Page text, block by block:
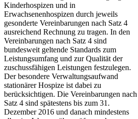
Kinderhospizen und in
Erwachsenenhospizen durch jeweils
gesonderte Vereinbarungen nach Satz 4
ausreichend Rechnung zu tragen. In den
Vereinbarungen nach Satz 4 sind
bundesweit geltende Standards zum
Leistungsumfang und zur Qualität der
zuschussfähigen Leistungen festzulegen.
Der besondere Verwaltungsaufwand
stationärer Hospize ist dabei zu
berücksichtigen. Die Vereinbarungen nach
Satz 4 sind spätestens bis zum 31.
Dezember 2016 und danach mindestens